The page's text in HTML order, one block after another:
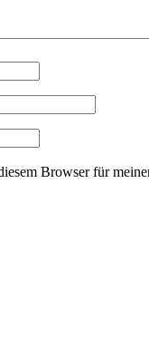
Browser für